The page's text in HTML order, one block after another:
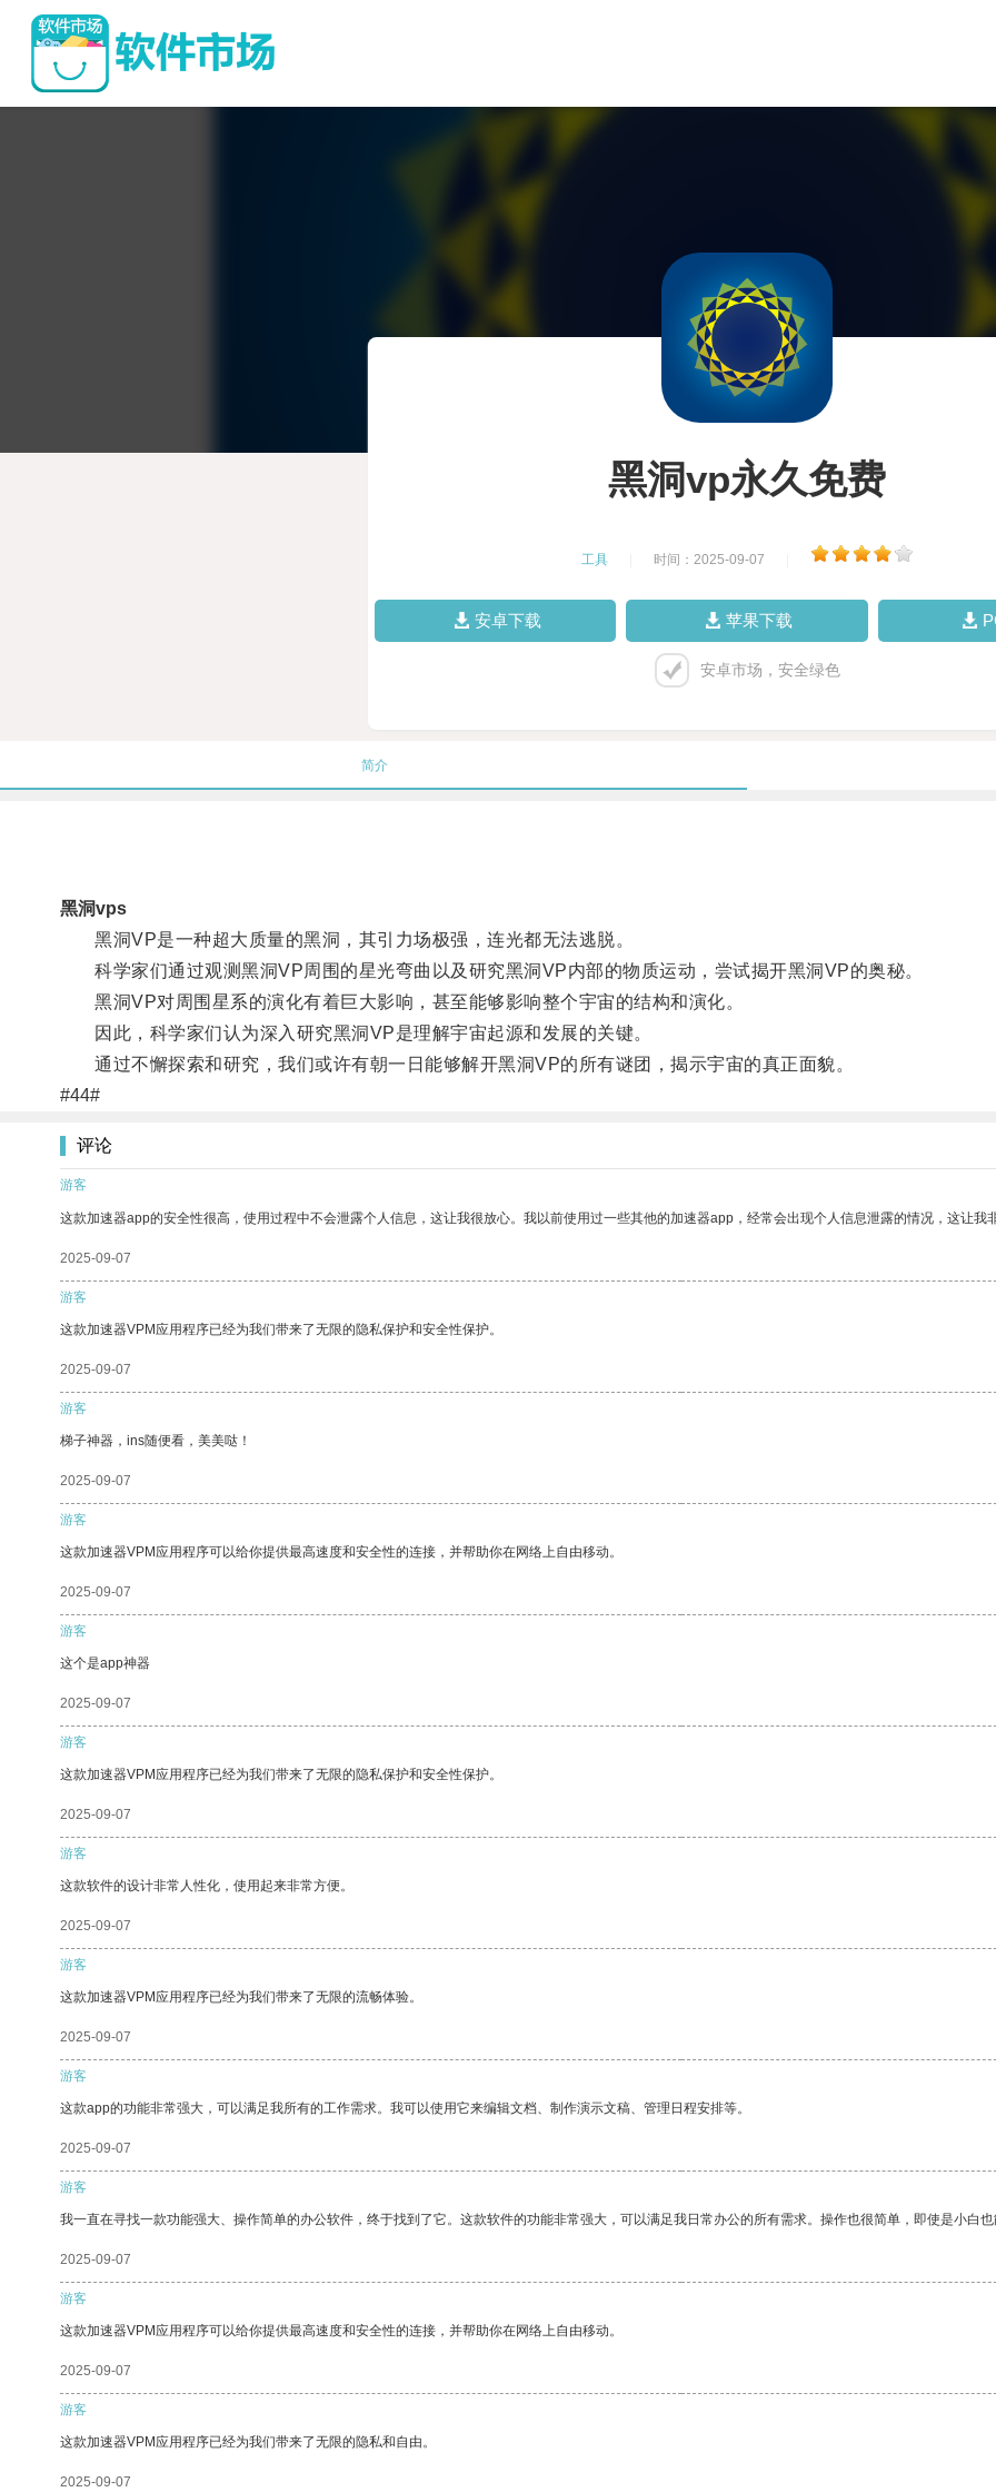
黑洞vp永久免费
工具 时间：2025-09-07
安卓下载 苹果下载
安卓市场，安全绿色
简介
黑洞vps
黑洞VP是一种超大质量的黑洞，其引力场极强，连光都无法逃脱。
科学家们通过观测黑洞VP周围的星光弯曲以及研究黑洞VP内部的物质运动，尝试揭开黑洞VP的奥秘。
黑洞VP对周围星系的演化有着巨大影响，甚至能够影响整个宇宙的结构和演化。
因此，科学家们认为深入研究黑洞VP是理解宇宙起源和发展的关键。
通过不懈探索和研究，我们或许有朝一日能够解开黑洞VP的所有谜团，揭示宇宙的真正面貌。
#44#
评论
游客
这款加速器app的安全性很高，使用过程中不会泄露个人信息，这让我很放心。我以前使用过一些其他的加速器app，经常会出现个人信息泄露的情况，这让我
2025-09-07
游客
这款加速器VPM应用程序已经为我们带来了无限的隐私保护和安全性保护。
2025-09-07
游客
梯子神器，ins随便看，美美哒！
2025-09-07
游客
这款加速器VPM应用程序可以给你提供最高速度和安全性的连接，并帮助你在网络上自由移动。
2025-09-07
游客
这个是app神器
2025-09-07
游客
这款加速器VPM应用程序已经为我们带来了无限的隐私保护和安全性保护。
2025-09-07
游客
这款软件的设计非常人性化，使用起来非常方便。
2025-09-07
游客
这款加速器VPM应用程序已经为我们带来了无限的流畅体验。
2025-09-07
游客
这款app的功能非常强大，可以满足我所有的工作需求。我可以使用它来编辑文档、制作演示文稿、管理日程安排等。
2025-09-07
游客
我一直在寻找一款功能强大、操作简单的办公软件，终于找到了它。这款软件的功能非常强大，可以满足我日常办公的所有需求。操作也很简单，即使是小白也
2025-09-07
游客
这款加速器VPM应用程序可以给你提供最高速度和安全性的连接，并帮助你在网络上自由移动。
2025-09-07
游客
这款加速器VPM应用程序已经为我们带来了无限的隐私和自由。
2025-09-07